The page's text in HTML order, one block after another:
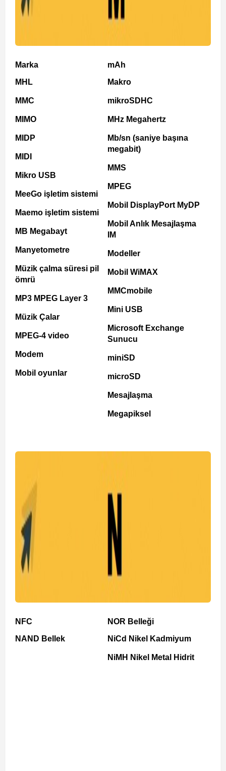
Marka
MHL
MMC
MIMO
MIDP
MIDI
Mikro USB
MeeGo işletim sistemi
Maemo işletim sistemi
MB Megabayt
Manyetometre
Müzik çalma süresi pil
ömrü
MP3 MPEG Layer 3
Müzik Çalar
MPEG-4 video
Modem
Mobil oyunlar
mAh
Makro
mikroSDHC
MHz Megahertz
Mb/sn (saniye başına
megabit)
MMS
MPEG
Mobil DisplayPort MyDP
Mobil Anlık Mesajlaşma
IM
Modeller
Mobil WiMAX
MMCmobile
Mini USB
Microsoft Exchange
Sunucu
miniSD
microSD
Mesajlaşma
Megapiksel
NFC
NAND Bellek
NOR Belleği
NiCd Nikel Kadmiyum
NiMH Nikel Metal Hidrit